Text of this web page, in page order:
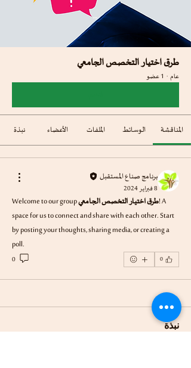
طرق اختيار التخصص الجامعي
عام · 1 عضو
المناقشة الوسائط الملفات الأعضاء نبذة
برنامج صناع المستقبل
8 فبراير 2024
Welcome to our group طرق اختيار التخصص الجامعي! A
space for us to connect and share with each other. Start
by posting your thoughts, sharing media, or creating a
poll.
0
0
نبذة